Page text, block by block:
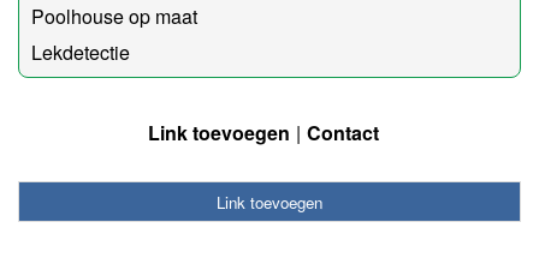
Poolhouse op maat
Lekdetectie
Link toevoegen Contact
Link toevoegen